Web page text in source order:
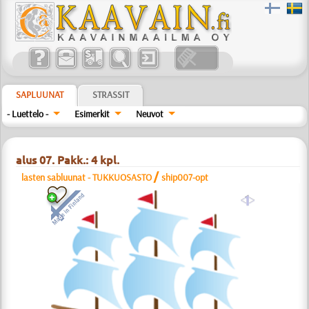
SAPLUUNAT
STRASSIT
- Luettelo -
Esimerkit Neuvot
alus 07. Pakk.: 4 kpl.
lasten sabluunat - TUKKUOSASTO /ship007-opt
a